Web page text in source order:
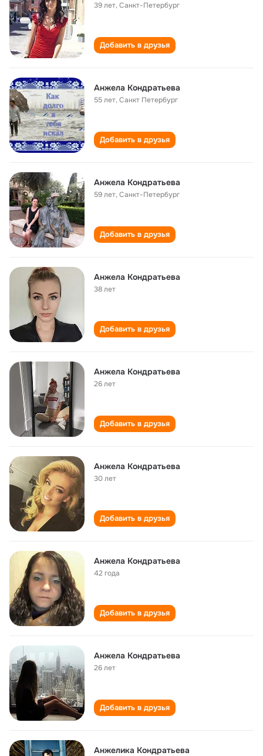
39 лет,Санкт-Петербург
Добавить в друзья
Анжела Кондратьева
55 лет,Санкт Петербург
Добавить в друзья
Анжела Кондратьева
59 лет,Санкт-Петербург
Добавить в друзья
Анжела Кондратьева
38 лет
Добавить в друзья
Анжела Кондратьева
26 лет
Добавить в друзья
Анжела Кондратьева
30 лет
Добавить в друзья
Анжела Кондратьева
42 года
Добавить в друзья
Анжела Кондратьева
26 лет
Добавить в друзья
Анжелика Кондратьева